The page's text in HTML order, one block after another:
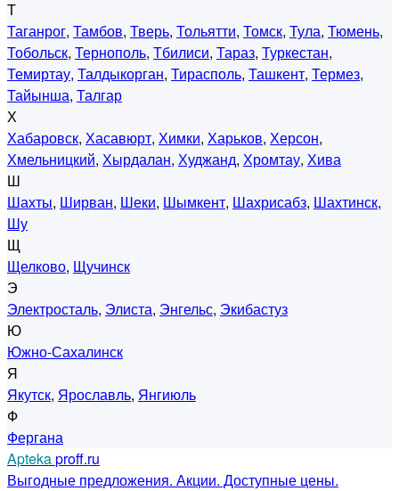
Т
Таганрог, Тамбов, Тверь, Тольятти, Томск, Тула, Тюмень,
Тобольск, Тернополь, Тбилиси, Тараз, Туркестан,
Темиртау, Талдыкорган, Тирасполь, Ташкент, Термез,
Тайынша, Талгар
Х
Хабаровск, Хасавюрт, Химки, Харьков, Херсон,
Хмельницкий, Хырдалан, Худжанд, Хромтау, Хива
Ш
Шахты, Ширван, Шеки, Шымкент, Шахрисабз, Шахтинск,
Шу
Щ
Щелково, Щучинск
Э
Электросталь, Элиста, Энгельс, Экибастуз
Ю
Южно-Сахалинск
Я
Якутск, Ярославль, Янгиюль
Ф
Фергана
Aptekaproff.ru
Выгодные предложения. Акции. Доступные цены.